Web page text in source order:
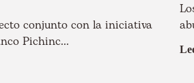
conjunto con la iniciativa
Pichinc...